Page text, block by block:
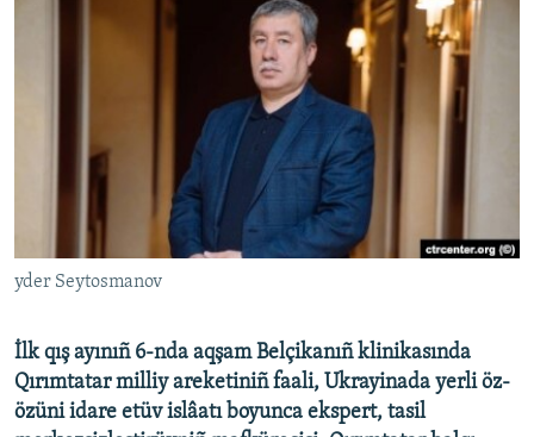
yder Seytosmanov
İlk qış ayınıñ 6-nda aqşam Belçikanıñ klinikasında
Qırımtatar milliy areketiniñ faali, Ukrayinada yerli öz-
özüni idare etüv islâatı boyunca ekspert, tasil